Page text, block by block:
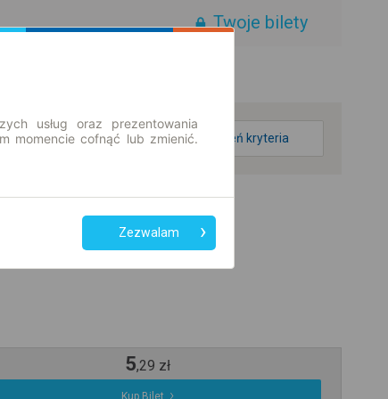
Twoje bilety
zmień kryteria
5,29 zł
Kup Bilet
usług oraz prezentowania
momencie cofnąć lub zmienić.
Zezwalam